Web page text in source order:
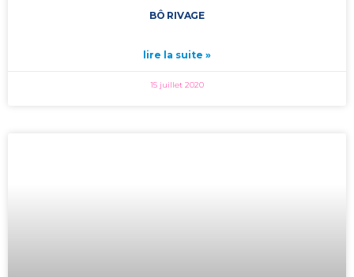
BÔ RIVAGE
lire la suite »
15 juillet 2020